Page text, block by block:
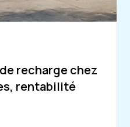
recharge chez
rentabilité